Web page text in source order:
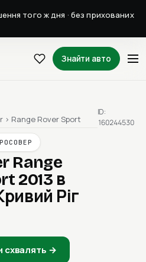
того ж дня · без прихованих
Знайти авто
› Range Rover Sport
Range
2013 в
Ріг
схвалять →
ID:
160244530